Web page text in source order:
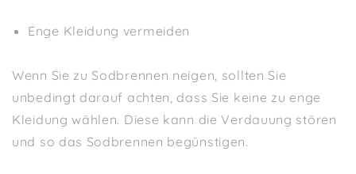
Enge Kleidung vermeiden
Wenn Sie zu Sodbrennen neigen, sollten Sie
unbedingt darauf achten, dass Sie keine zu enge
Kleidung wählen. Diese kann die Verdauung stören
und so das Sodbrennen begünstigen.